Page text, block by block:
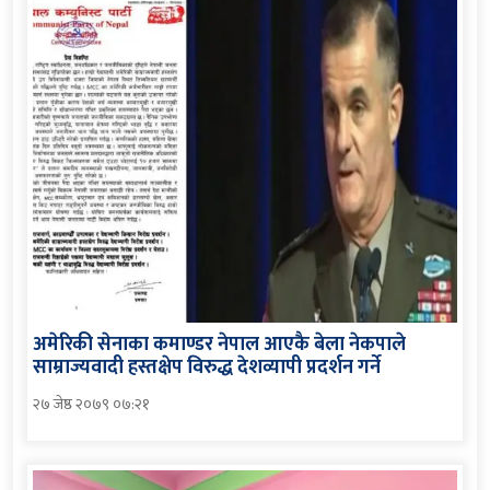
अमेरिकी सेनाका कमाण्डर नेपाल आएकै बेला नेकपाले
साम्राज्यवादी हस्तक्षेप विरुद्ध देशव्यापी प्रदर्शन गर्ने
२७ जेष्ठ २०७९ ०७:२१